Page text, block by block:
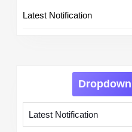
Latest Notification